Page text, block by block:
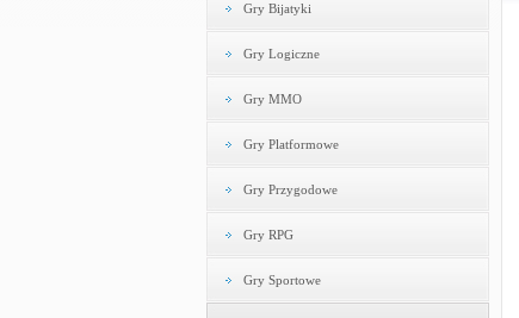
Gry Bijatyki
Gry Logiczne
Gry MMO
Gry Platformowe
Gry Przygodowe
Gry RPG
Gry Sportowe